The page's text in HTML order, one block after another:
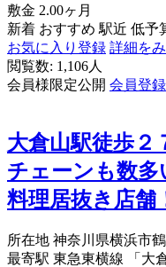
敷金 2.00ヶ月
新着 おすすめ 駅近 低予
お気に入り登録 詳細を
閲覧数: 1,106人
会員様限定公開 会員登
大倉山駅徒歩２
チェーンも数多
料理居抜き店舗
所在地 神奈川県横浜市
最寄駅 東急東横線 「大